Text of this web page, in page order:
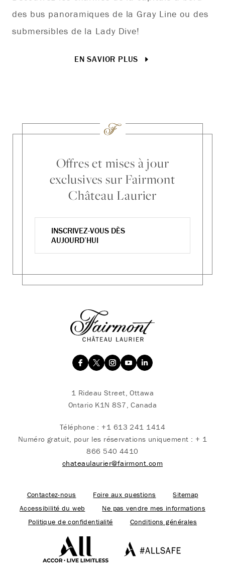
des bus panoramiques de la Gray Line ou des
submersibles de la Lady Dive!
EN SAVIOR PLUS
Offres et mises à jour
exclusives sur Fairmont
Château Laurier
INSCRIVEZ-VOUS DÈS
AUJOURD’HUI
1 Rideau Street, Ottawa
Ontario K1N 8S7, Canada
Téléphone : +1 613 241 1414
Numéro gratuit, pour les réservations uniquement : + 1
866 540 4410
chateaulaurier@fairmont.com
Contactez-nous Foire aux questions
Sitemap
Accessibilité du web
Ne pas vendre mes informations
Politique de confidentialité
Conditions générales